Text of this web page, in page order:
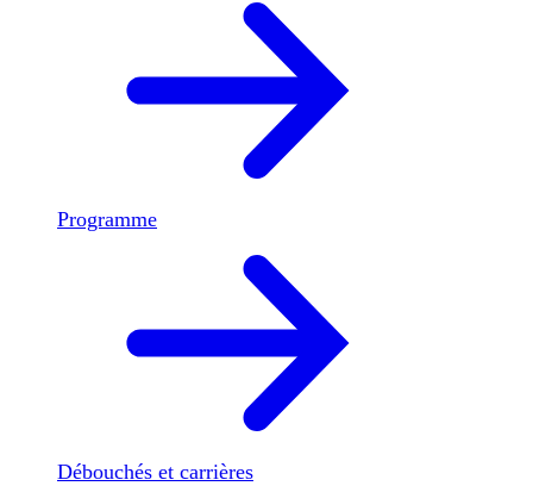
Programme
Débouchés et carrières